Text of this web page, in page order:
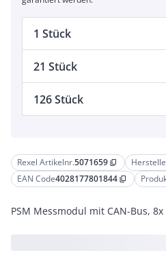
Rexel Artikelnr.5071659 content_copy
EAN Code4028177801844 content_copy
PSM Messmodul mit CAN-Bus,
1 Stück
21 Stück
126 Stück